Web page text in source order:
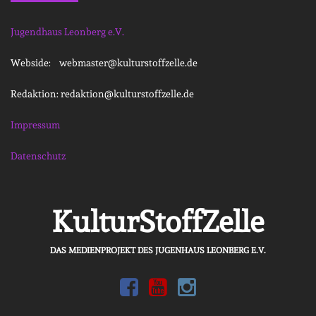
Jugendhaus Leonberg e.V.
Webside: webmaster@kulturstoffzelle.de
Redaktion: redaktion@kulturstoffzelle.de
Impressum
Datenschutz
KulturStoffZelle
DAS MEDIENPROJEKT DES JUGENHAUS LEONBERG E.V.